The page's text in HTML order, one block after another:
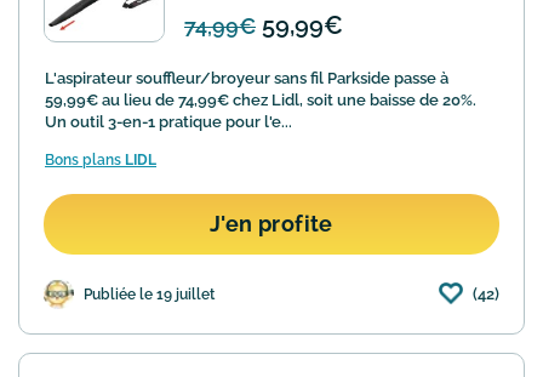
74,99€ 59,99€
L'aspirateur souffleur/broyeur sans fil Parkside passe à
59,99€ au lieu de 74,99€ chez Lidl, soit une baisse de 20%.
Un outil 3-en-1 pratique pour l'e...
Bons plans LIDL
J'en profite
Publiée le 19 juillet (42)